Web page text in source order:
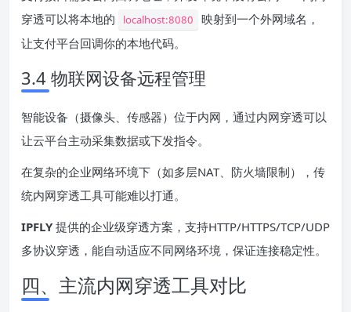
穿透可以将本地的
localhost:8080
映射到一个外网域名，
让支付平台回调你的本地代码。
3.4 物联网设备远程管理
智能设备（摄像头、传感器）位于内网，通过内网穿透可以
让云平台主动采集数据或下发指令。
在复杂的企业网络环境下（如多层NAT、防火墙限制），传
统内网穿透工具可能难以打通。
IPFLY 提供的企业级穿透方案，支持HTTP/HTTPS/TCP/UDP
多协议穿透，能自动适应不同网络环境，保证连接稳定性。
四、主流内网穿透工具对比